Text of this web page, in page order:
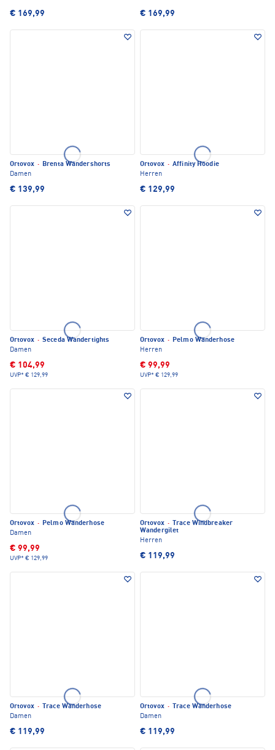
€ 169,99 € 169,99
Ortovox · Brenta Wandershorts
Damen
€ 139,99
Ortovox · Affinity Hoodie
Herren
€ 129,99
Ortovox · Seceda Wandertights
Damen
€ 104,99
UVP* € 129,99
Ortovox · Pelmo Wanderhose
Herren
€ 99,99
UVP* € 129,99
Ortovox · Pelmo Wanderhose
Damen
€ 99,99
UVP* € 129,99
Ortovox ·
Trace Windbreaker
Wandergilet
Herren
€ 119,99
Ortovox ·
Trace Wanderhose
Damen
€ 119,99
Ortovox ·
Trace Wanderhose
Damen
€ 119,99